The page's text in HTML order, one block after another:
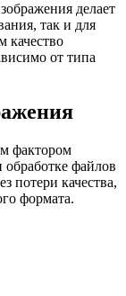
делает
так и для
качество
от типа
фактором
обработке файлов
потери качества,
формата.